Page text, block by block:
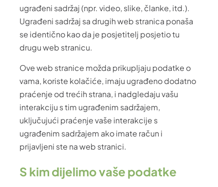
ugrađeni sadržaj (npr. video, slike, članke, itd.).
Ugrađeni sadržaj sa drugih web stranica ponaša
se identično kao da je posjetitelj posjetio tu
drugu web stranicu.
Ove web stranice možda prikupljaju podatke o
vama, koriste kolačiće, imaju ugrađeno dodatno
praćenje od trećih strana, i nadgledaju vašu
interakciju s tim ugrađenim sadržajem,
uključujući praćenje vaše interakcije s
ugrađenim sadržajem ako imate račun i
prijavljeni ste na web stranici.
S kim dijelimo vaše podatke